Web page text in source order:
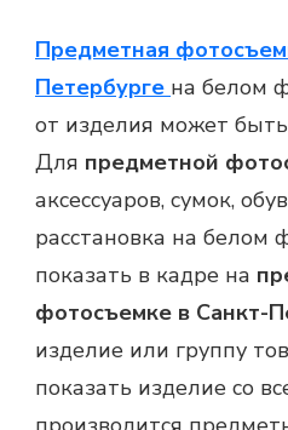
Предметная
Петербурге на белом
от изделия может
Для предметной
аксессуаров, сумок,
расстановка на
показать в кадре на
фотосъемке в Санкт-
изделие или группу
показать изделие со